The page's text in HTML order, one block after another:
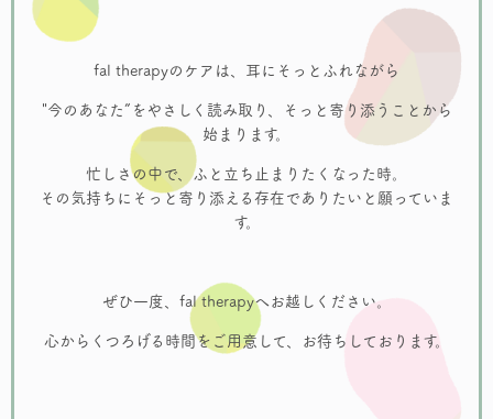
fal therapyのケアは、耳にそっとふれながら
"今のあなた”をやさしく読み取り、そっと寄り添うことから
始まります。
忙しさの中で、ふと立ち止まりたくなった時。
その気持ちにそっと寄り添える存在でありたいと願っていま
す。
ぜひ一度、fal therapyへお越しください。
心からくつろげる時間をご用意して、お待ちしております。